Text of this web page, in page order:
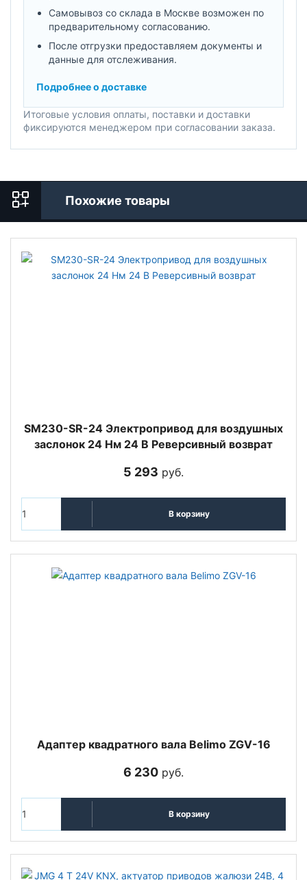
Самовывоз со склада в Москве возможен по
предварительному согласованию.
После отгрузки предоставляем документы и
данные для отслеживания.
Подробнее о доставке
Итоговые условия оплаты, поставки и доставки
фиксируются менеджером при согласовании заказа.
Похожие товары
SM230-SR-24 Электропривод для воздушных
заслонок 24 Нм 24 В Реверсивный возврат
5 293 руб.
В корзину
Адаптер квадратного вала Belimo ZGV-16
6 230 руб.
В корзину